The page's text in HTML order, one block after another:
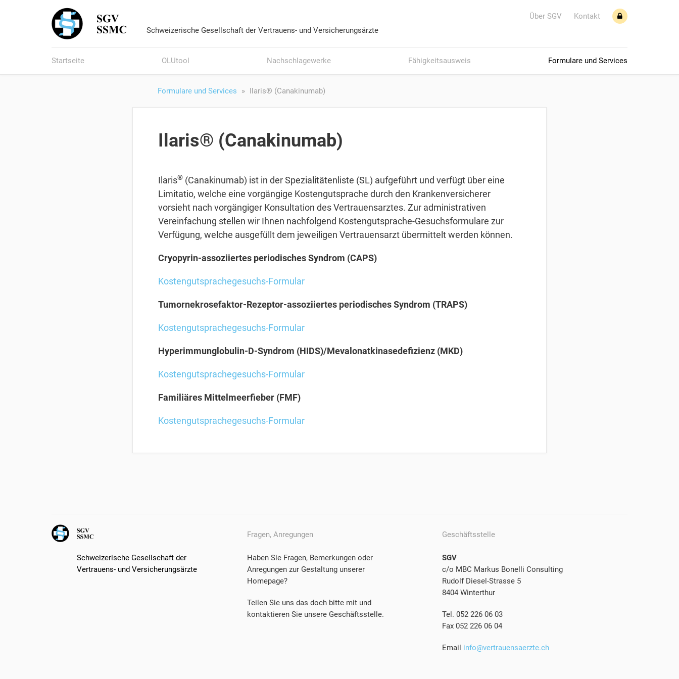
Über SGV
Kontakt
Schweizerische Gesellschaft der Vertrauens- und Versicherungsärzte
Startseite OLUtool Nachschlagewerke Fähigkeitsausweis Formulare und Services
Formulare und Services Ilaris® (Canakinumab)
Ilaris® (Canakinumab)
Ilaris® (Canakinumab) ist in der Spezialitätenliste (SL) aufgeführt und verfügt über eine
Limitatio, welche eine vorgängige Kostengutsprache durch den Krankenversicherer
vorsieht nach vorgängiger Konsultation des Vertrauensarztes. Zur administrativen
Vereinfachung stellen wir Ihnen nachfolgend Kostengutsprache-Gesuchsformulare zur
Verfügung, welche ausgefüllt dem jeweiligen Vertrauensarzt übermittelt werden können.
Cryopyrin-assoziiertes periodisches Syndrom (CAPS)
Kostengutsprachegesuchs-Formular
Tumornekrosefaktor-Rezeptor-assoziiertes periodisches Syndrom (TRAPS)
Kostengutsprachegesuchs-Formular
Hyperimmunglobulin-D-Syndrom (HIDS)/Mevalonatkinasedefizienz (MKD)
Kostengutsprachegesuchs-Formular
Familiäres Mittelmeerfieber (FMF)
Kostengutsprachegesuchs-Formular
Schweizerische Gesellschaft der
Vertrauens- und Versicherungsärzte
Fragen, Anregungen
Haben Sie Fragen, Bemerkungen oder
Anregungen zur Gestaltung unserer
Homepage?
Teilen Sie uns das doch bitte mit und
kontaktieren Sie unsere Geschäftsstelle.
Geschäftsstelle
SGV
c/o MBC Markus Bonelli Consulting
Rudolf Diesel-Strasse 5
8404 Winterthur
Tel. 052 226 06 03
Fax 052 226 06 04
Email info@vertrauensaerzte.ch